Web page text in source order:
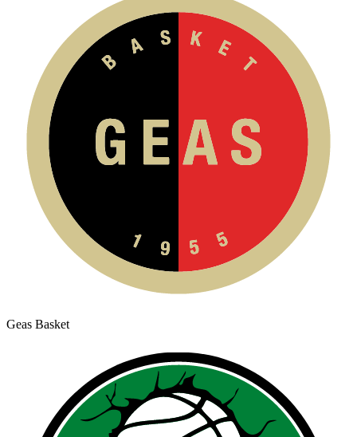
Geas Basket